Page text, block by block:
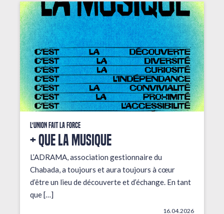
L'union fait la force
+ que la musique
L’ADRAMA, association gestionnaire du
Chabada, a toujours et aura toujours à cœur
d’être un lieu de découverte et d’échange. En tant
que […]
16.04.2026